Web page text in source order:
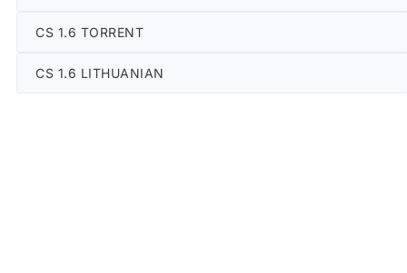
CS 1.6 TORRENT
CS 1.6 LITHUANIAN